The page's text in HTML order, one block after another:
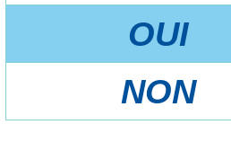
OUI
NON